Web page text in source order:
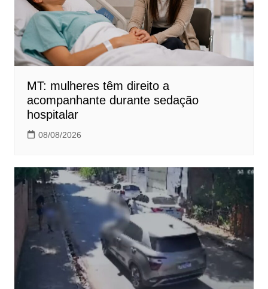
MT: mulheres têm direito a
acompanhante durante sedação
hospitalar
08/08/2026